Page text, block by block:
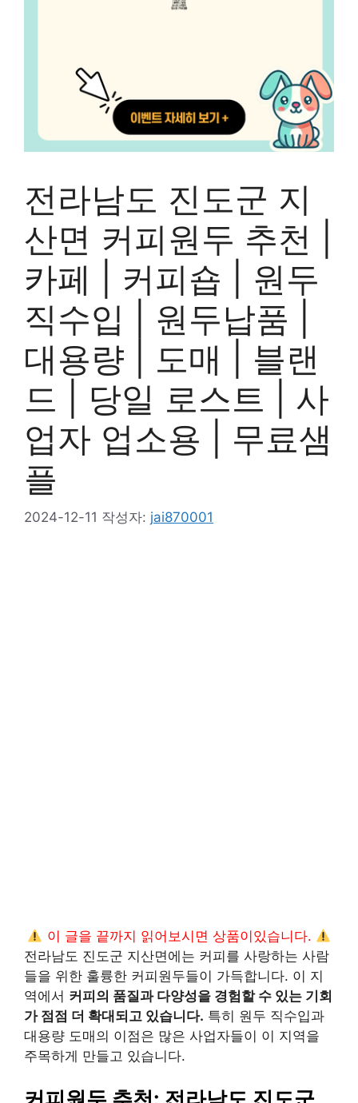
전라남도 진도군 지
산면 커피원두 추천 |
카페 | 커피숍 | 원두
직수입 | 원두납품 |
대용량 | 도매 | 블랜
드 | 당일 로스트 | 사
업자 업소용 | 무료샘
플
2024-12-11 작성자: jai870001
이 글을 끝까지 읽어보시면 상품이있습니다.
전라남도 진도군 지산면에는 커피를 사랑하는 사람
들을 위한 훌륭한 커피원두들이 가득합니다. 이 지
역에서 커피의 품질과 다양성을 경험할 수 있는 기회
가 점점 더 확대되고 있습니다. 특히 원두 직수입과
대용량 도매의 이점은 많은 사업자들이 이 지역을
주목하게 만들고 있습니다.